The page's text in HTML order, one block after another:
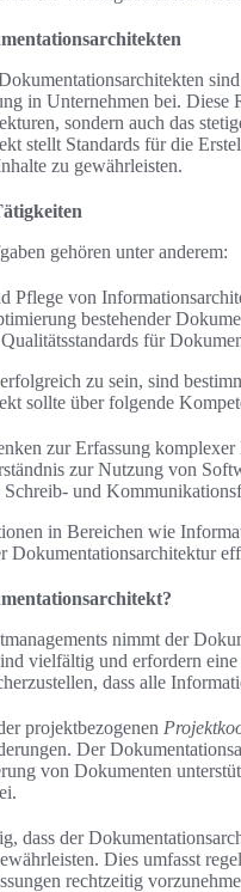
in Unternehmen bei. Diese
sondern auch das
stellt Standards für die
zu gewährleisten.
gehören unter anderem:
Pflege von
bestehender
für
zu sein, sind
sollte über folgende
zur Erfassung
zur Nutzung von
Schreib- und
in Bereichen wie
Dokumentationsarchitektur
nimmt der
vielfältig und erfordern eine
dass alle
projektbezogenen
Der
von Dokumenten
dass der
Dies umfasst
rechtzeitig